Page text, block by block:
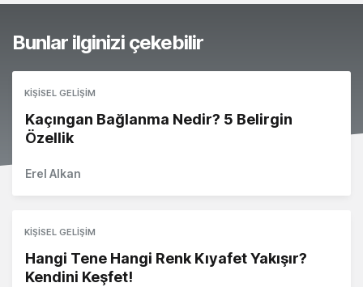
Bunlar ilginizi çekebilir
KIŞISEL GELIŞIM
Kaçıngan Bağlanma Nedir? 5 Belirgin
Özellik
Erel Alkan
KIŞISEL GELIŞIM
Hangi Tene Hangi Renk Kıyafet Yakışır?
Kendini Keşfet!